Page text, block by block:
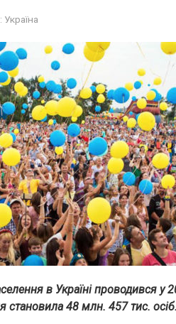
Україна
в Україні проводився у
становила 48 млн. 457 тис. осіб.